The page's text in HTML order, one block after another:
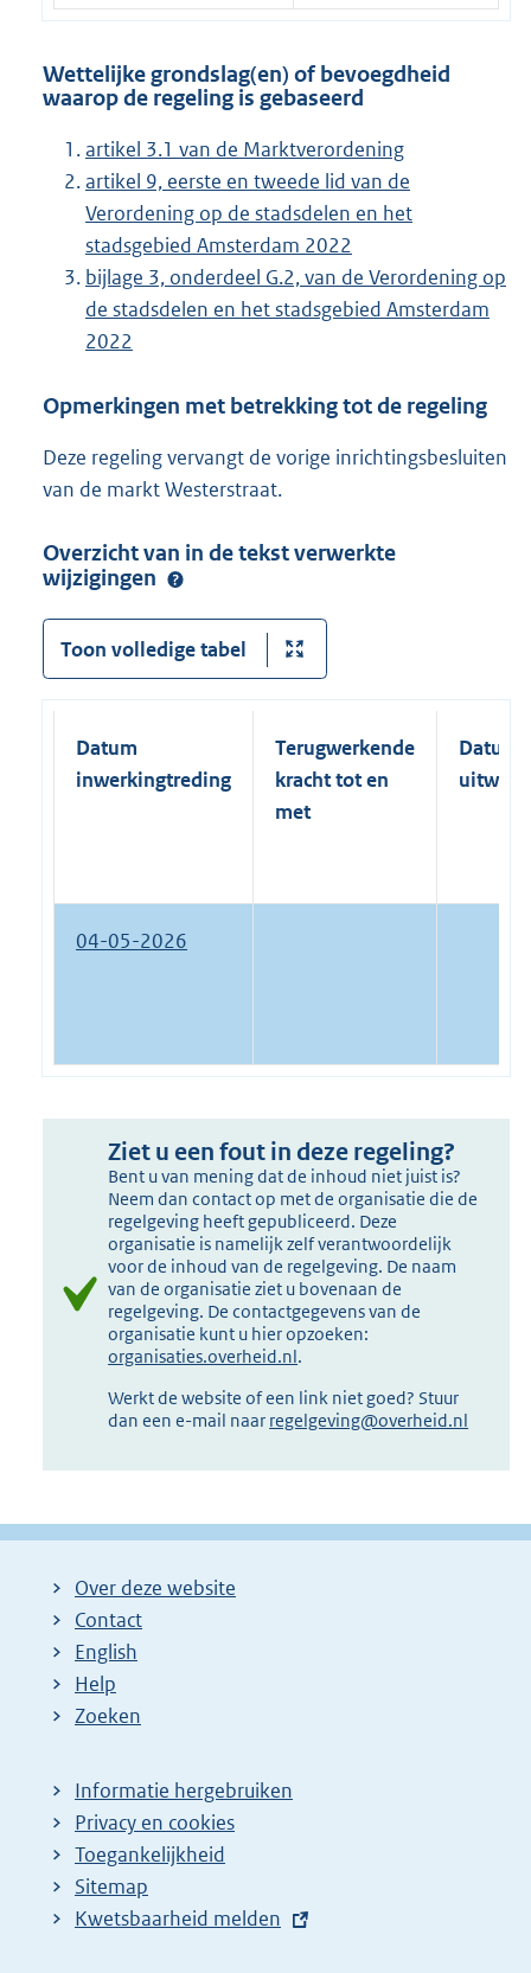
Wettelijke grondslag(en) of bevoegdheid
waarop de regeling is gebaseerd
artikel 3.1 van de Marktverordening
artikel 9, eerste en tweede lid van de
Verordening op de stadsdelen en het
stadsgebied Amsterdam 2022
bijlage 3, onderdeel G.2, van de Verordening op
de stadsdelen en het stadsgebied Amsterdam
2022
Opmerkingen met betrekking tot de regeling
Deze regeling vervangt de vorige inrichtingsbesluiten
van de markt Westerstraat.
Overzicht van in de tekst verwerkte
wijzigingen
Toon volledige tabel
Datum
inwerkingtreding
Terugwerkende
kracht tot en
met
Datum
04-05-2026
Ziet u een fout in deze regeling?
Bent u van mening dat de inhoud niet juist is?
Neem dan contact op met de organisatie die de
regelgeving heeft gepubliceerd. Deze
organisatie is namelijk zelf verantwoordelijk
voor de inhoud van de regelgeving. De naam
van de organisatie ziet u bovenaan de
regelgeving. De contactgegevens van de
organisatie kunt u hier opzoeken:
organisaties.overheid.nl.
Werkt de website of een link niet goed? Stuur
dan een e-mail naar regelgeving@overheid.nl
Over deze website
Contact
English
Help
Zoeken
Informatie hergebruiken
Privacy en cookies
Toegankelijkheid
Sitemap
E
Kwetsbaarheid melden